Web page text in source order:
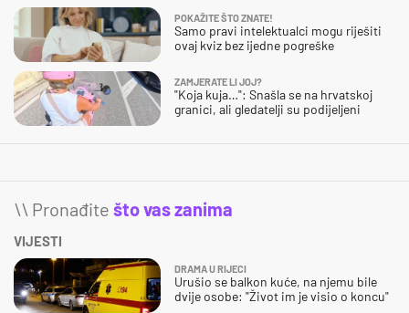
POKAŽITE ŠTO ZNATE!
Samo pravi intelektualci mogu riješiti
ovaj kviz bez ijedne pogreške
ZAMJERATE LI JOJ?
"Koja kuja…": Snašla se na hrvatskoj
granici, ali gledatelji su podijeljeni
\\ Pronađite što vas zanima
VIJESTI
DRAMA U RIJECI
Urušio se balkon kuće, na njemu bile
dvije osobe: "Život im je visio o koncu"